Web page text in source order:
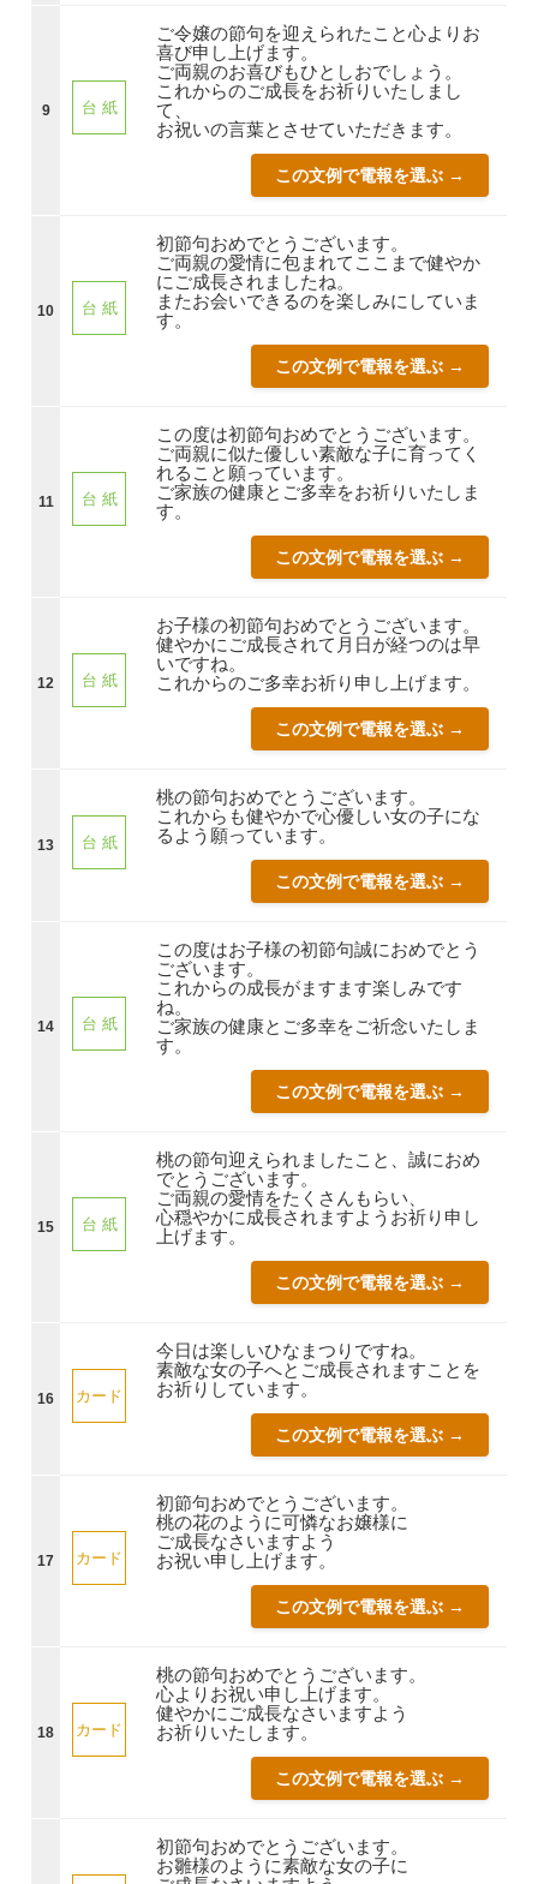
9 台 紙
ご令嬢の節句を迎えられたこと心よりお
喜び申し上げます。
ご両親のお喜びもひとしおでしょう。
これからのご成長をお祈りいたしまし
て、
お祝いの言葉とさせていただきます。
この文例で電報を選ぶ →
10 台 紙
初節句おめでとうございます。
ご両親の愛情に包まれてここまで健やか
にご成長されましたね。
またお会いできるのを楽しみにしていま
す。
この文例で電報を選ぶ →
11 台 紙
この度は初節句おめでとうございます。
ご両親に似た優しい素敵な子に育ってく
れること願っています。
ご家族の健康とご多幸をお祈りいたしま
す。
この文例で電報を選ぶ →
12 台 紙
お子様の初節句おめでとうございます。
健やかにご成長されて月日が経つのは早
いですね。
これからのご多幸お祈り申し上げます。
この文例で電報を選ぶ →
13 台 紙
桃の節句おめでとうございます。
これからも健やかで心優しい女の子にな
るよう願っています。
この文例で電報を選ぶ →
14 台 紙
この度はお子様の初節句誠におめでとう
ございます。
これからの成長がますます楽しみです
ね。
ご家族の健康とご多幸をご祈念いたしま
す。
この文例で電報を選ぶ →
15 台 紙
桃の節句迎えられましたこと、誠におめ
でとうございます。
ご両親の愛情をたくさんもらい、
心穏やかに成長されますようお祈り申し
上げます。
この文例で電報を選ぶ →
16 カード
今日は楽しいひなまつりですね。
素敵な女の子へとご成長されますことを
お祈りしています。
この文例で電報を選ぶ →
17 カード
初節句おめでとうございます。
桃の花のように可憐なお嬢様に
ご成長なさいますよう
お祝い申し上げます。
この文例で電報を選ぶ →
18 カード
桃の節句おめでとうございます。
心よりお祝い申し上げます。
健やかにご成長なさいますよう
お祈りいたします。
この文例で電報を選ぶ →
初節句おめでとうございます。
お雛様のように素敵な女の子に